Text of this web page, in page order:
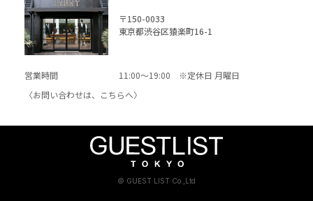
〒150-0033
東京都渋谷区猿楽町16-1
営業時間
11:00～19:00 ※定休日 月曜日
〈お問い合わせは、
こちらへ〉
© GUEST LIST Co.,Ltd